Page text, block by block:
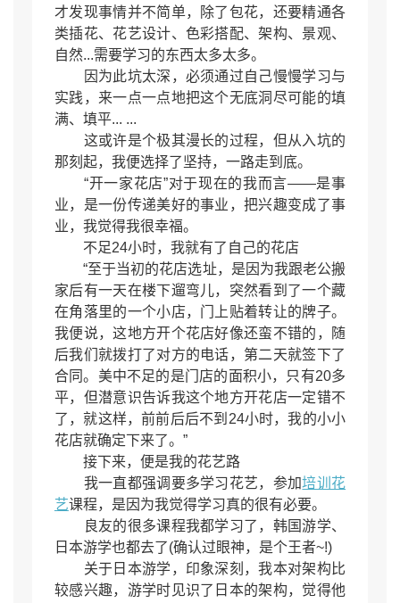
才发现事情并不简单，除了包花，还要精通各
类插花、花艺设计、色彩搭配、架构、景观、
自然...需要学习的东西太多太多。
因为此坑太深，必须通过自己慢慢学习与
实践，来一点一点地把这个无底洞尽可能的填
满、填平... ...
这或许是个极其漫长的过程，但从入坑的
那刻起，我便选择了坚持，一路走到底。
“开一家花店”对于现在的我而言——是事
业，是一份传递美好的事业，把兴趣变成了事
业，我觉得我很幸福。
不足24小时，我就有了自己的花店
“至于当初的花店选址，是因为我跟老公搬
家后有一天在楼下遛弯儿，突然看到了一个藏
在角落里的一个小店，门上贴着转让的牌子。
我便说，这地方开个花店好像还蛮不错的，随
后我们就拨打了对方的电话，第二天就签下了
合同。美中不足的是门店的面积小，只有20多
平，但潜意识告诉我这个地方开花店一定错不
了，就这样，前前后后不到24小时，我的小小
花店就确定下来了。”
接下来，便是我的花艺路
我一直都强调要多学习花艺，参加培训花
艺课程，是因为我觉得学习真的很有必要。
良友的很多课程我都学习了，韩国游学、
日本游学也都去了(确认过眼神，是个王者~!)
关于日本游学，印象深刻，我本对架构比
较感兴趣，游学时见识了日本的架构，觉得他